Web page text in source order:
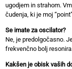
ugodjem in strahom.
čudenja, ki je moj
Se imate za oscilator?
Ne, je predolgočasno.
frekvenčno bolj resonira.
Kakšen je obisk vaših